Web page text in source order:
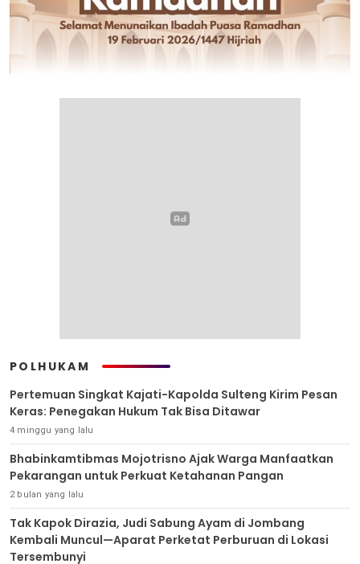
POLHUKAM
Pertemuan Singkat Kajati-Kapolda Sulteng Kirim Pesan
Keras: Penegakan Hukum Tak Bisa Ditawar
4 minggu yang lalu
Bhabinkamtibmas Mojotrisno Ajak Warga Manfaatkan
Pekarangan untuk Perkuat Ketahanan Pangan
2 bulan yang lalu
Tak Kapok Dirazia, Judi Sabung Ayam di Jombang
Kembali Muncul—Aparat Perketat Perburuan di Lokasi
Tersembunyi